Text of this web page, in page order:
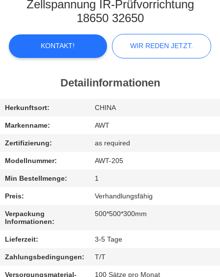
UNS
REDEN
JETZT.
SITEMAP
PRIVACY
Zellspannung IR-Prüfvorrichtung
18650 32650
KONTAKT! WIR REDEN JETZT.
Detailinformationen
Herkunftsort: CHINA
Markenname: AWT
Zertifizierung: as required
Modellnummer: AWT-205
Min Bestellmenge: 1
Preis: Verhandlungsfähig
Verpackung
Informationen:
500*500*300mm
Lieferzeit: 3-5 Tage
Zahlungsbedingungen: T/T
Versorgungsmaterial-
100 Sätze pro Monat